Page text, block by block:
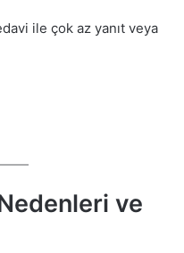
ile çok az yanıt veya
ve